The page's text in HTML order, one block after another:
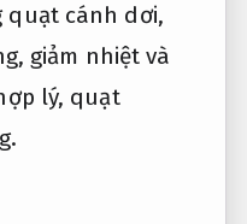
quạt cánh dơi,
giảm nhiệt và
lý, quạt